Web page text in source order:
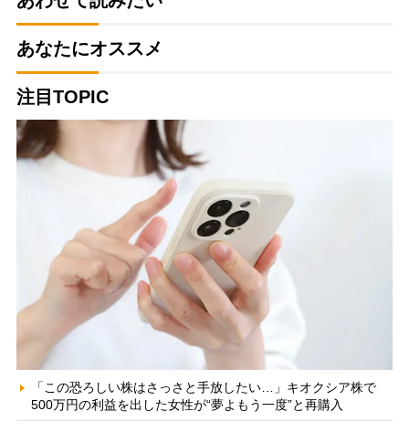
あなたにオススメ
注目TOPIC
「この恐ろしい株はさっさと手放したい…」キオクシア株で
500万円の利益を出した女性が“夢よもう一度”と再購入